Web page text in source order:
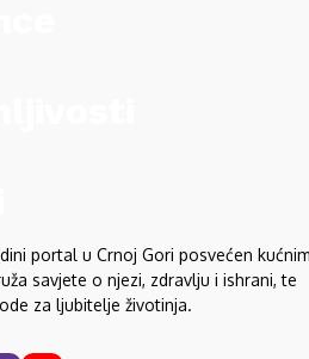
portal u Crnoj Gori posvećen
savjete o njezi, zdravlju i ishrani, te
za ljubitelje životinja.